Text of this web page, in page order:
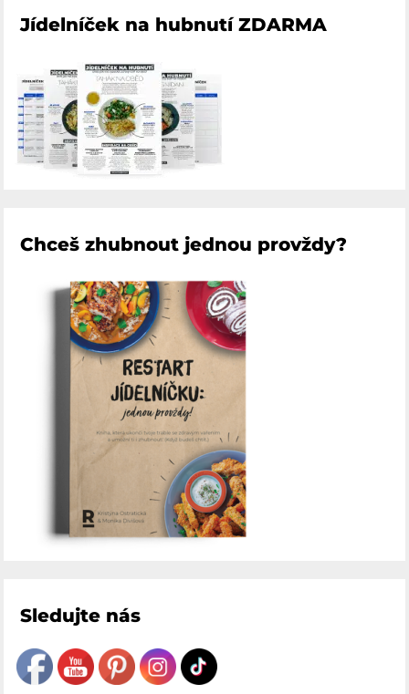
Jídelníček na hubnutí ZDARMA
Chceš zhubnout jednou provždy?
Sledujte nás